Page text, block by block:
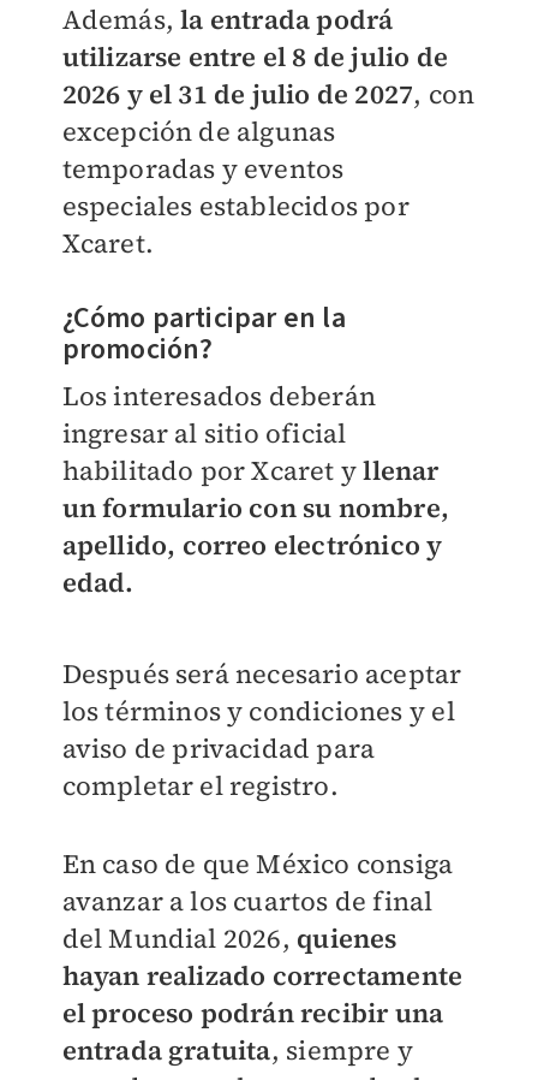
Además,la entrada podrá
utilizarse entre el 8 de julio de
2026 y el 31 de julio de 2027, con
excepción de algunas
temporadas y eventos
especiales establecidos por
Xcaret.
¿Cómo participar en la
promoción?
Los interesados deberán
ingresar al sitio oficial
habilitado por Xcaret yllenar
un formulario con su nombre,
apellido, correo electrónico y
edad.
Después será necesario aceptar
los términos y condiciones y el
aviso de privacidad para
completar el registro.
En caso de que México consiga
avanzar a los cuartos de final
del Mundial 2026, quienes
hayan realizado correctamente
el proceso podrán recibir una
entrada gratuita, siempre y